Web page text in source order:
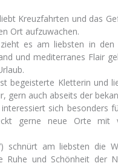
Kreuzfahrten und das
Ort aufzuwachen.
es am liebsten in den
und mediterranes Flair
begeisterte Kletterin und
gern auch abseits der
interessiert sich besonders
gerne neue Orte mit
schnürt am liebsten die
Ruhe und Schönheit der